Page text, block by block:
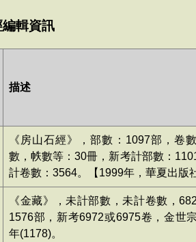
輯資訊
描述
《房山石經》，部數：1097部，卷
數，帙數等：30冊，新考計部數：
計卷數：3564。【1999年，華夏出版
《金藏》，未計部數，未計卷數，
1576部，新考6972或6975卷，金世
年(1178)。